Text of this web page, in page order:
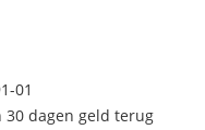
01
30 dagen geld terug